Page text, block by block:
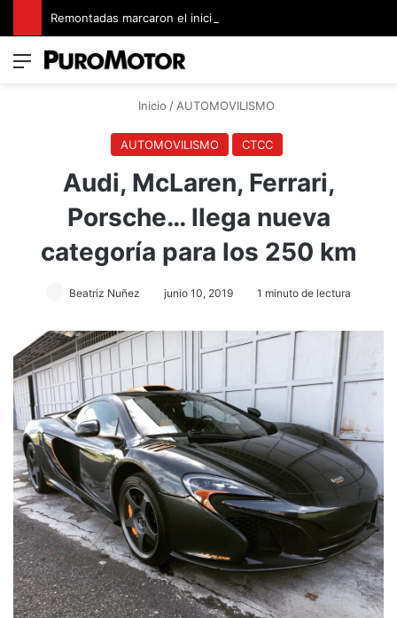
Menú
Inicio / AUTOMOVILISMO
AUTOMOVILISMO CTCC
Audi, McLaren, Ferrari,
Porsche… llega nueva
categoría para los 250 km
Beatriz Nuñez junio 10, 2019 1 minuto de lectura